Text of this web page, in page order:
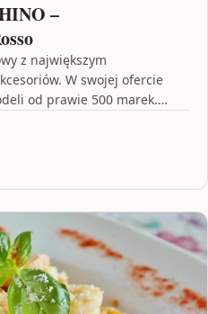
–
z największym
W swojej ofercie
od prawie 500 marek.